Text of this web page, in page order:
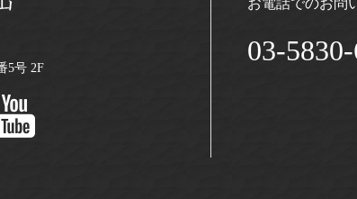
5号 2F
お電話でのお問
03-5830-